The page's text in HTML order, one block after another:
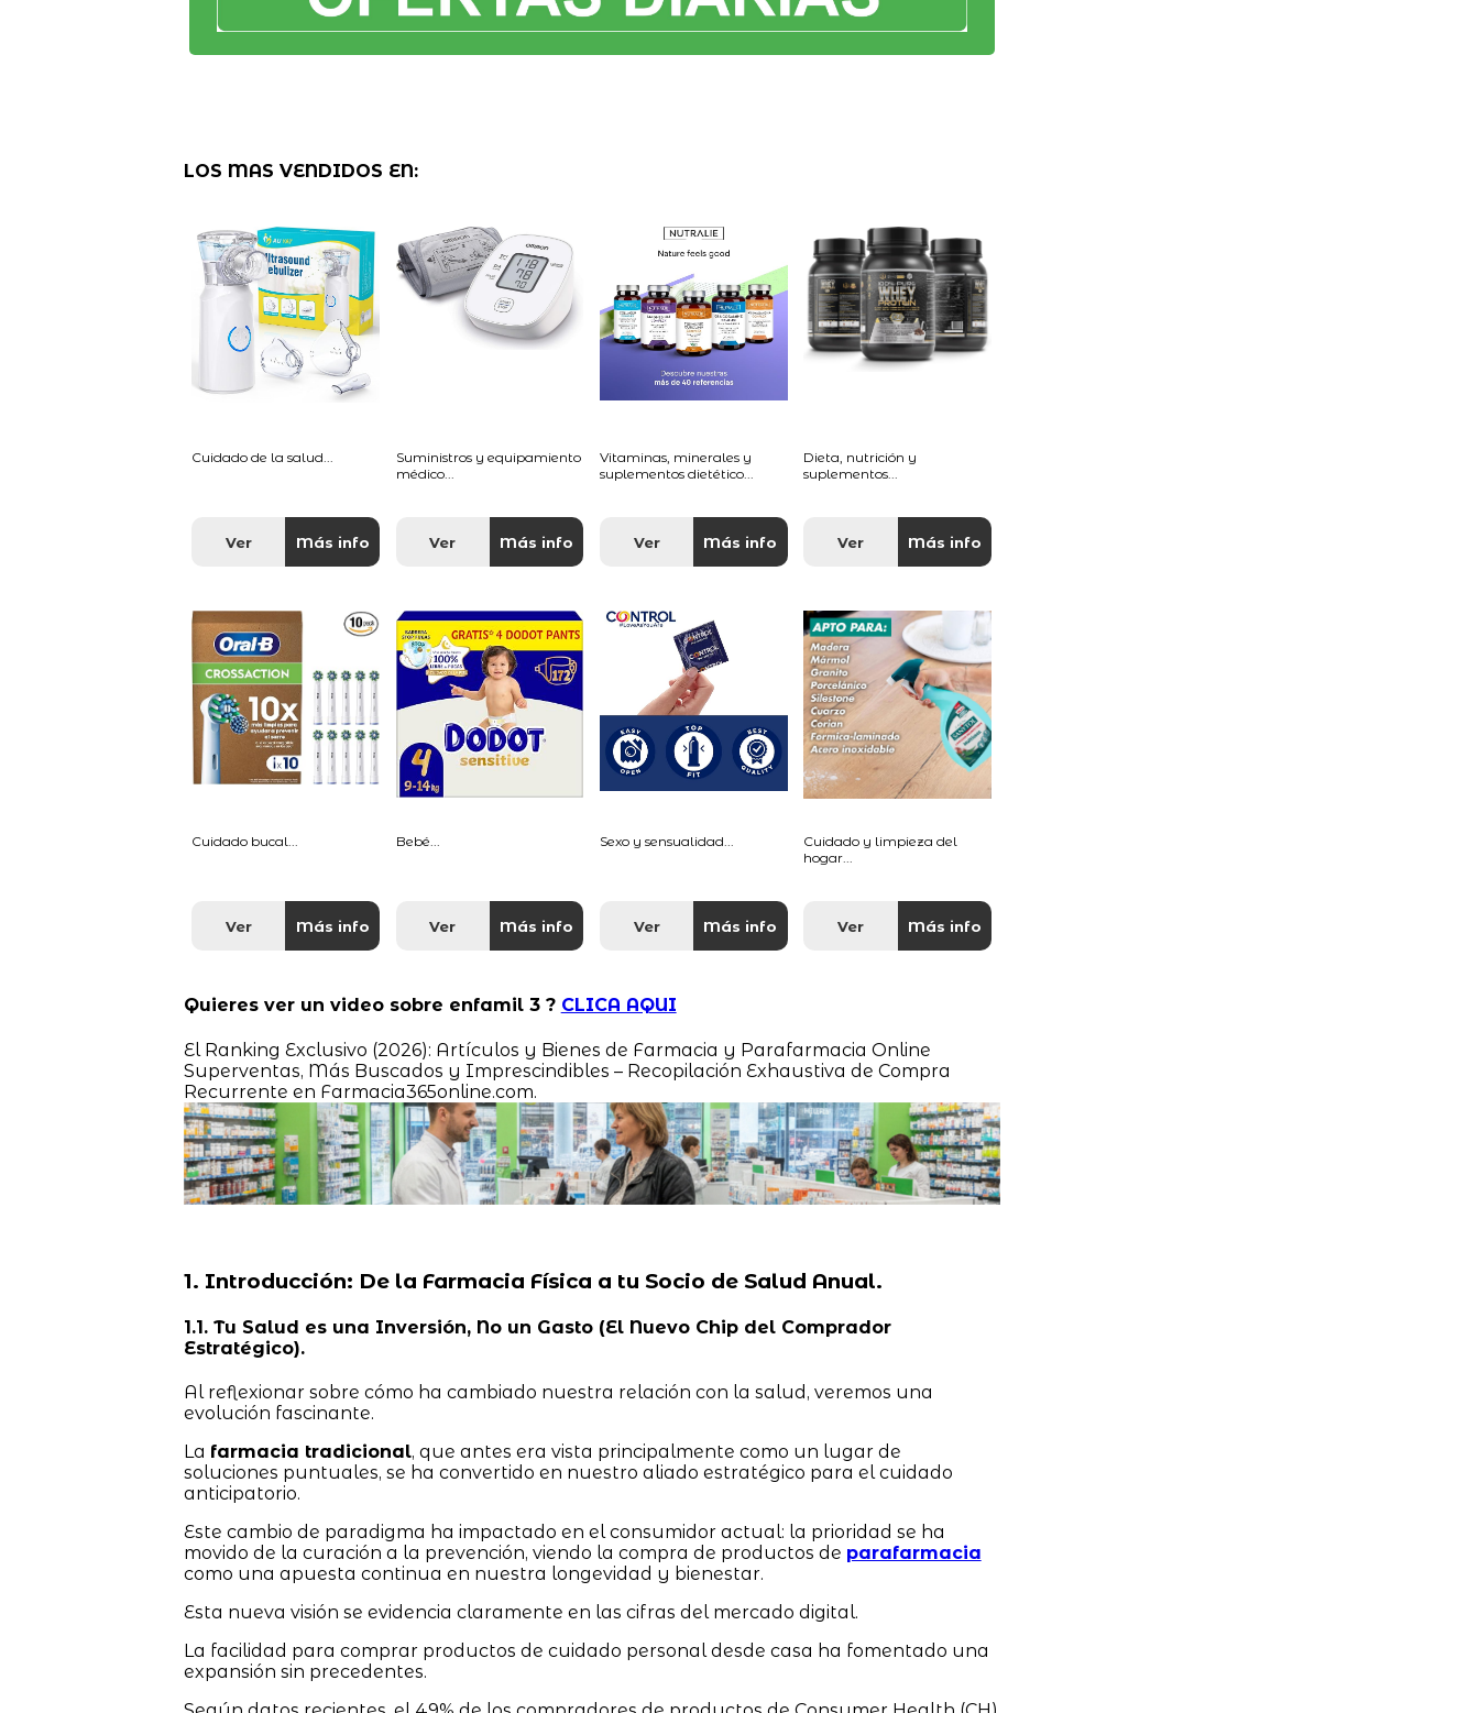
LOS MAS VENDIDOS EN:
Cuidado de la salud...
Ver Más info
Suministros y equipamiento
médico...
Ver Más info
Vitaminas, minerales y
suplementos dietético...
Ver Más info
Dieta, nutrición y
suplementos...
Ver Más info
Cuidado bucal...
Ver Más info
Bebé...
Ver Más info
Sexo y sensualidad...
Ver Más info
Cuidado y limpieza del
hogar...
Ver Más info
Quieres ver un video sobre enfamil 3 ? CLICA AQUI
El Ranking Exclusivo (2026): Artículos y Bienes de Farmacia y Parafarmacia Online
Superventas, Más Buscados y Imprescindibles – Recopilación Exhaustiva de Compra
Recurrente en Farmacia365online.com.
1. Introducción: De la Farmacia Física a tu Socio de Salud Anual.
1.1. Tu Salud es una Inversión, No un Gasto (El Nuevo Chip del Comprador
Estratégico).
Al reflexionar sobre cómo ha cambiado nuestra relación con la salud, veremos una
evolución fascinante.
La farmacia tradicional, que antes era vista principalmente como un lugar de
soluciones puntuales, se ha convertido en nuestro aliado estratégico para el cuidado
anticipatorio.
Este cambio de paradigma ha impactado en el consumidor actual: la prioridad se ha
movido de la curación a la prevención, viendo la compra de productos de parafarmacia
como una apuesta continua en nuestra longevidad y bienestar.
Esta nueva visión se evidencia claramente en las cifras del mercado digital.
La facilidad para comprar productos de cuidado personal desde casa ha fomentado una
expansión sin precedentes.